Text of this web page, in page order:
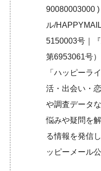
90080003000
ル/
5150003号｜
第6953061号
「ハッピーラ
活・出会い・
や調査データ
悩みや疑問を
る情報を発
ッピーメール